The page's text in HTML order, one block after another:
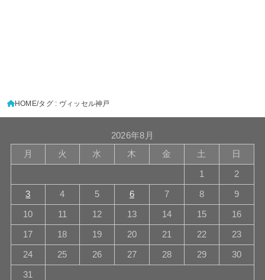
HOME タグ : ヴィッセル神戸
2026年8月
月
火 水 木 金 土 日
1 2
3 4 5 6 7 8 9
10 11 12 13 14 15 16
17 18 19 20 21 22 23
24 25 26 27 28 29 30
31